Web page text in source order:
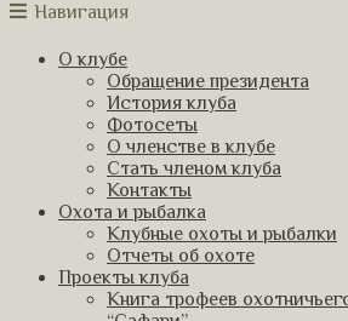
Навигация
О клубе
Обращение президента
История клуба
Фотосеты
О членстве в клубе
Стать членом клуба
Контакты
Охота и рыбалка
Клубные охоты и рыбалки
Отчеты об охоте
Проекты клуба
Книга трофеев